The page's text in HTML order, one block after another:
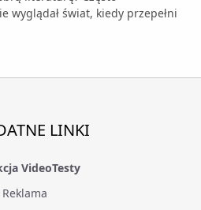
wyglądał świat, kiedy przepełni
LINKI
VideoTesty
Reklama